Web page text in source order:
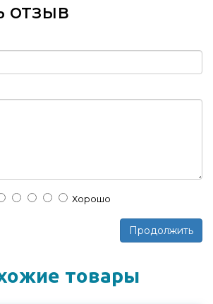
отзыв
Хорошо
Продолжить
товары